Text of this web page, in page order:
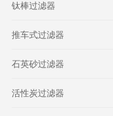
钛棒过滤器
推车式过滤器
石英砂过滤器
活性炭过滤器